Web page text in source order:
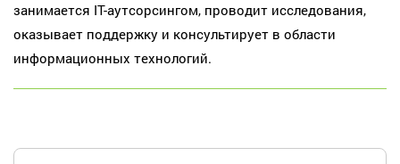
занимается IT-аутсорсингом, проводит исследования,
оказывает поддержку и консультирует в области
информационных технологий.